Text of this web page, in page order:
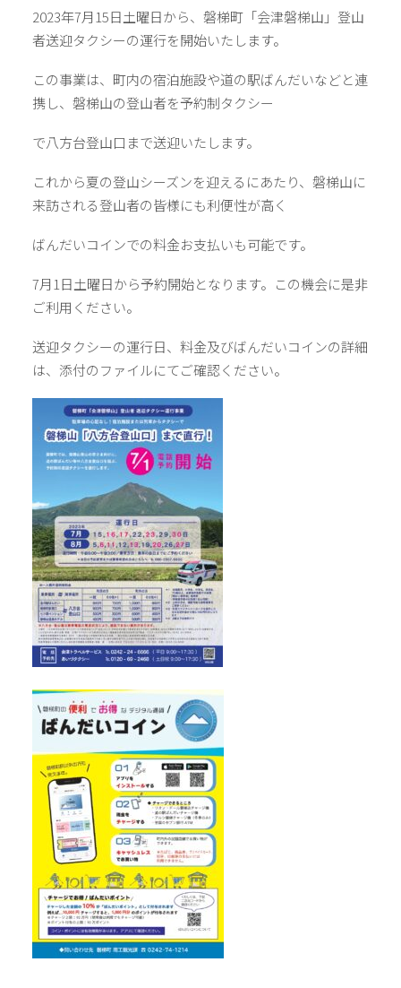
2023年7月15日土曜日から、磐梯町「会津磐梯山」登山
者送迎タクシーの運行を開始いたします。
この事業は、町内の宿泊施設や道の駅ばんだいなどと連
携し、磐梯山の登山者を予約制タクシー
で八方台登山口まで送迎いたします。
これから夏の登山シーズンを迎えるにあたり、磐梯山に
来訪される登山者の皆様にも利便性が高く
ばんだいコインでの料金お支払いも可能です。
7月1日土曜日から予約開始となります。この機会に是非
ご利用ください。
送迎タクシーの運行日、料金及びばんだいコインの詳細
は、添付のファイルにてご確認ください。